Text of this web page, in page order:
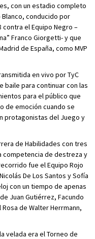
con un estadio completo
conducido por
contra el Equipo Negro –
Franco Giorgetti- y que
de España, como MVP
en vivo por TyC
baile para continuar con las
para el público que
de emoción cuando se
protagonistas del Juego y
de Habilidades con tres
competencia de destreza y
fue el Equipo Rojo
De Los Santos y Sofía
con un tiempo de apenas
Juan Gutiérrez, Facundo
Rosa de Walter Herrmann,
velada era el Torneo de